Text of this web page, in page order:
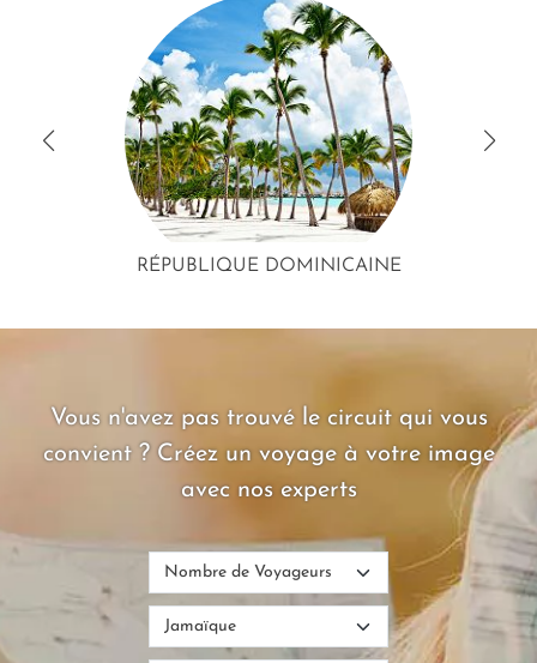
RÉPUBLIQUE DOMINICAINE
Vous n'avez pas trouvé le circuit qui vous
convient ? Créez un voyage à votre image
avec nos experts